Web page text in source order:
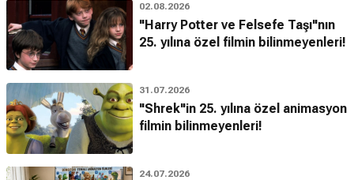
02.08.2026
"Harry Potter ve Felsefe Taşı"nın
25. yılına özel filmin bilinmeyenleri!
31.07.2026
"Shrek"in 25. yılına özel animasyon
filmin bilinmeyenleri!
24.07.2026